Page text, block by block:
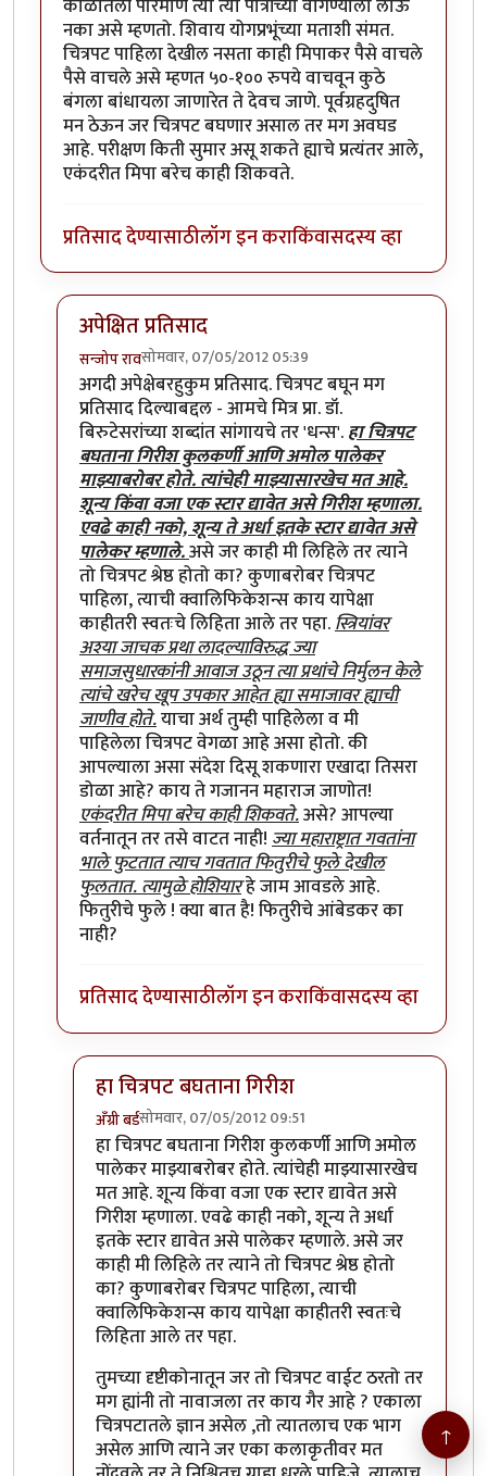
काळातली परिमाणे त्या त्या पात्रांच्या वागण्याला लाऊ
नका असे म्हणतो. शिवाय योगप्रभूंच्या मताशी संमत.
चित्रपट पाहिला देखील नसता काही मिपाकर पैसे वाचले
पैसे वाचले असे म्हणत ५०-१०० रुपये वाचवून कुठे
बंगला बांधायला जाणारेत ते देवच जाणे. पूर्वग्रहदुषित
मन ठेऊन जर चित्रपट बघणार असाल तर मग अवघड
आहे. परीक्षण किती सुमार असू शकते ह्याचे प्रत्यंतर आले,
एकंदरीत मिपा बरेच काही शिकवते.
प्रतिसाद देण्यासाठीलॉग इन कराकिंवासदस्य व्हा
अपेक्षित प्रतिसाद
सन्जोप रावसोमवार, 07/05/2012 05:39
In reply toचित्रपट आजच पाहिला आहे.byअँग्री बर्ड
अगदी अपेक्षेबरहुकुम प्रतिसाद. चित्रपट बघून मग
प्रतिसाद दिल्याबद्दल - आमचे मित्र प्रा. डॉ.
बिरुटेसरांच्या शब्दांत सांगायचे तर 'धन्स'.हा चित्रपट
बघताना गिरीश कुलकर्णी आणि अमोल पालेकर
माझ्याबरोबर होते. त्यांचेही माझ्यासारखेच मत आहे.
शून्य किंवा वजा एक स्टार द्यावेत असे गिरीश म्हणाला.
एवढे काही नको, शून्य ते अर्धा इतके स्टार द्यावेत असे
पालेकर म्हणाले.असे जर काही मी लिहिले तर त्याने
तो चित्रपट श्रेष्ठ होतो का? कुणाबरोबर चित्रपट
पाहिला, त्याची क्वालिफिकेशन्स काय यापेक्षा
काहीतरी स्वतःचे लिहिता आले तर पहा.स्त्रियांवर
अश्या जाचक प्रथा लादल्याविरुद्ध ज्या
समाजसुधारकांनी आवाज उठून त्या प्रथांचे निर्मुलन केले
त्यांचे खरेच खूप उपकार आहेत ह्या समाजावर ह्याची
जाणीव होते.याचा अर्थ तुम्ही पाहिलेला व मी
पाहिलेला चित्रपट वेगळा आहे असा होतो. की
आपल्याला असा संदेश दिसू शकणारा एखादा तिसरा
डोळा आहे? काय ते गजानन महाराज जाणोत!
एकंदरीत मिपा बरेच काही शिकवते.असे? आपल्या
वर्तनातून तर तसे वाटत नाही!ज्या महाराष्ट्रात गवतांना
भाले फुटतात त्याच गवतात फितुरीचे फुले देखील
फुलतात. त्यामुळे होशियारहे जाम आवडले आहे.
फितुरीचे फुले ! क्या बात है! फितुरीचे आंबेडकर का
नाही?
प्रतिसाद देण्यासाठीलॉग इन कराकिंवासदस्य व्हा
हा चित्रपट बघताना गिरीश
अँग्री बर्डसोमवार, 07/05/2012 09:51
In reply toअपेक्षित प्रतिसादbyसन्जोप राव
हा चित्रपट बघताना गिरीश कुलकर्णी आणि अमोल
पालेकर माझ्याबरोबर होते. त्यांचेही माझ्यासारखेच
मत आहे. शून्य किंवा वजा एक स्टार द्यावेत असे
गिरीश म्हणाला. एवढे काही नको, शून्य ते अर्धा
इतके स्टार द्यावेत असे पालेकर म्हणाले. असे जर
काही मी लिहिले तर त्याने तो चित्रपट श्रेष्ठ होतो
का? कुणाबरोबर चित्रपट पाहिला, त्याची
क्वालिफिकेशन्स काय यापेक्षा काहीतरी स्वतःचे
लिहिता आले तर पहा.
तुमच्या दृष्टीकोनातून जर तो चित्रपट वाईट ठरतो तर
मग ह्यांनी तो नावाजला तर काय गैर आहे ? एकाला
चित्रपटातले ज्ञान असेल ,तो त्यातलाच एक भाग
असेल आणि त्याने जर एका कलाकृतीवर मत
↑